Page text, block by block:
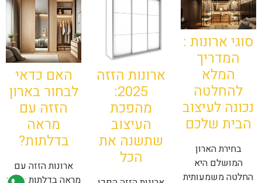
סוגי ארונות :
המדריך
המלא
להחלטה
נכונה לעיצוב
הבית שלכם
בחירת הארון
המושלם היא
החלטה משמעותית
ארונות הזזה
2025:
מהפכת
העיצוב
שתשנה את
הכל
האם כדאי
לבחור בארון
הזזה עם
מראה
בדלתות?
ארונות הזזה עם
מראה בדלתות הפכו